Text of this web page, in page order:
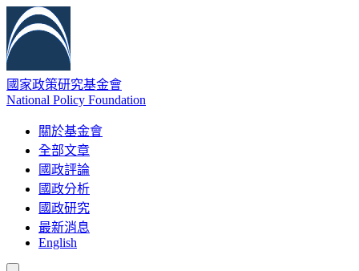
國家政策研究基金會
National Policy Foundation
關於基金會
全部文章
國政評論
國政分析
國政研究
最新消息
English